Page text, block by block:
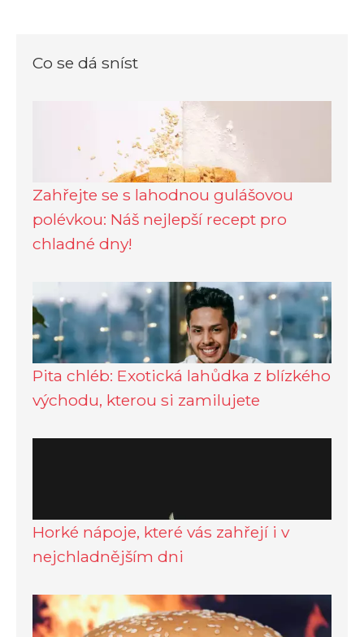
Co se dá sníst
Zahřejte se s lahodnou gulášovou
polévkou: Náš nejlepší recept pro
chladné dny!
Pita chléb: Exotická lahůdka z blízkého
východu, kterou si zamilujete
Horké nápoje, které vás zahřejí i v
nejchladnějším dni